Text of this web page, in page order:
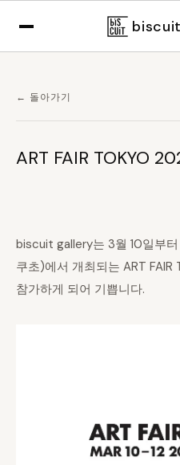
브라우저 설정에 따라한국어
← 돌아가기
ART FAIR TOKYO
biscuit gallery는 3월 10일부
쿠초)에서 개최되는 ART
참가하게 되어 기쁩니다.